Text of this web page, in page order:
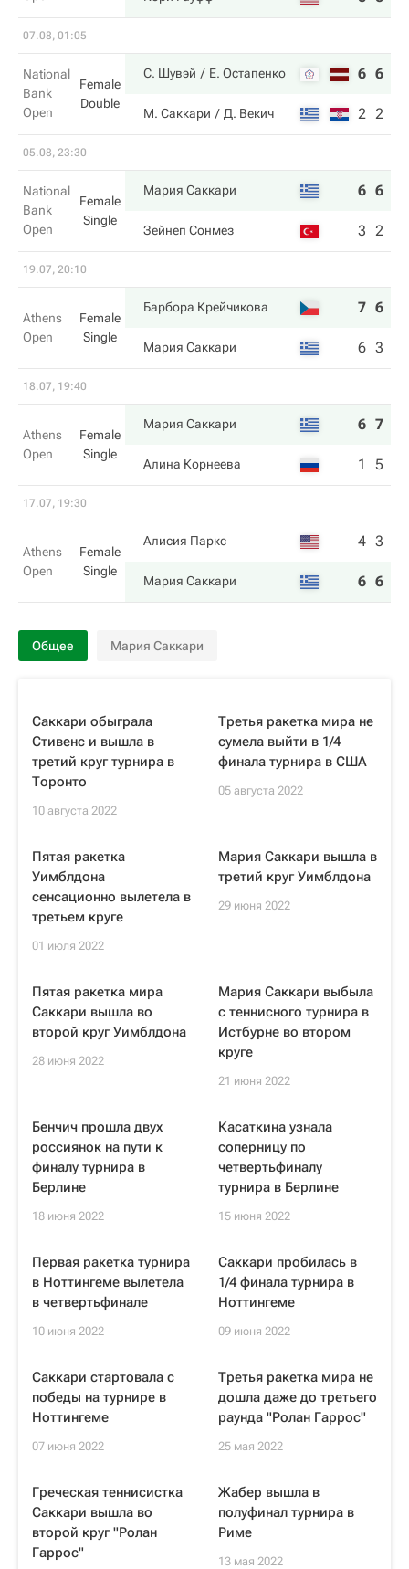
07.08, 01:05
National
Bank
Open
Female
Double
С. Шувэй Е. Остапенко 6 6
М. Саккари Д. Векич 2 2
05.08, 23:30
National
Bank
Open
Female
Single
Мария Саккари 6 6
Зейнеп Сонмез 3 2
19.07, 20:10
Athens
Open
Female
Single
Барбора Крейчикова 7 6
Мария Саккари 6 3
18.07, 19:40
Athens
Open
Female
Single
Мария Саккари 6 7
Алина Корнеева 1 5
17.07, 19:30
Athens
Open
Female
Single
Алисия Паркс 4 3
Мария Саккари 6 6
Общее Мария Саккари
Саккари обыграла
Стивенс и вышла в
третий круг турнира в
Торонто
10 августа 2022
Третья ракетка мира не
сумела выйти в 1/4
финала турнира в США
05 августа 2022
Пятая ракетка
Уимблдона
сенсационно вылетела в
третьем круге
01 июля 2022
Мария Саккари вышла в
третий круг Уимблдона
29 июня 2022
Пятая ракетка мира
Саккари вышла во
второй круг Уимблдона
28 июня 2022
Мария Саккари выбыла
с теннисного турнира в
Истбурне во втором
круге
21 июня 2022
Бенчич прошла двух
россиянок на пути к
финалу турнира в
Берлине
18 июня 2022
Касаткина узнала
соперницу по
четвертьфиналу
турнира в Берлине
15 июня 2022
Первая ракетка турнира
в Ноттингеме вылетела
в четвертьфинале
10 июня 2022
Саккари пробилась в
1/4 финала турнира в
Ноттингеме
09 июня 2022
Саккари стартовала с
победы на турнире в
Ноттингеме
07 июня 2022
Третья ракетка мира не
дошла даже до третьего
раунда "Ролан Гаррос"
25 мая 2022
Греческая теннисистка
Саккари вышла во
второй круг "Ролан
Гаррос"
Жабер вышла в
полуфинал турнира в
Риме
13 мая 2022